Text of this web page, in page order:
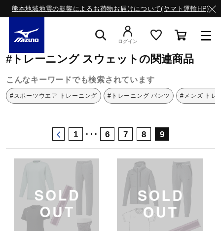
熊本地域地震の影響によるお荷物お届けについて(ヤマト運輸HP)
ライフスタイルウエア
ランニング
サッカー／フットサル
トレーニング
ログイン
ミズノ公式オンライン スウェット
#トレーニング スウェットの関連商品
こんなキーワードでも検索されています
#スポーツウエア トレーニング #トレーニング パンツ #メンズ トレ
1 ･･･ 6 7 8 9